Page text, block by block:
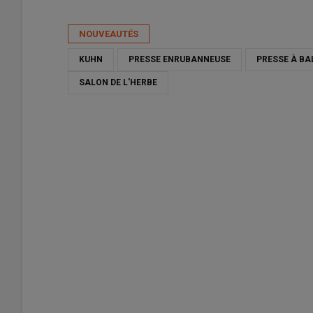
NOUVEAUTÉS
KUHN PRESSE ENRUBANNEUSE PRESSE À
SALON DE L'HERBE